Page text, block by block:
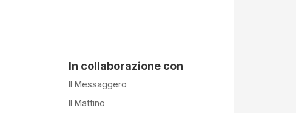
In collaborazione con
Il Messaggero
Il Mattino